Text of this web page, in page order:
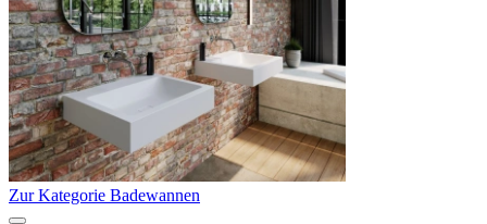
Zur Kategorie Badewannen